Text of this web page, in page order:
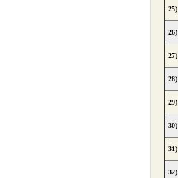
25)
26)
27)
28)
29)
30)
31)
32)